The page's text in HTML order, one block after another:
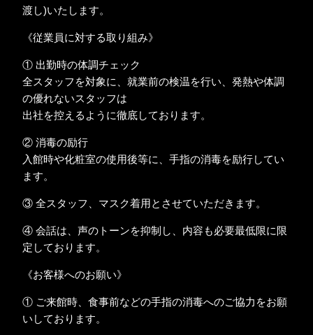
渡し)いたします。
《従業員に対する取り組み》
① 出勤時の体調チェック
全スタッフを対象に、就業前の検温を行い、発熱や体調
の優れないスタッフは
出社を控えるように徹底しております。
② 消毒の励行
入館時や化粧室の使用後等に、手指の消毒を励行してい
ます。
③ 全スタッフ、マスク着用とさせていただきます。
④ 会話は、声のトーンを抑制し、内容も必要最低限に限
定しております。
《お客様へのお願い》
① ご来館時、食事前などの手指の消毒へのご協力をお願
いしております。